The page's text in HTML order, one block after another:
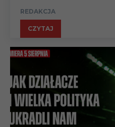
REDAKCJA
CZYTAJ